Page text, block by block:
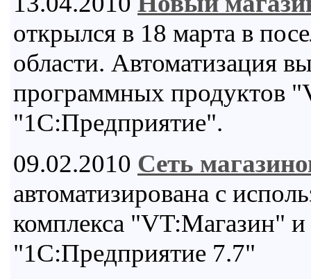
открылся в 18 марта в
области. Автоматизация
программных продуктов
"1С:Предприятие".
09.02.2010 Сеть
автоматизирована с
комплекса "VT:Магазин"
"1С:Предприятие 7.7"